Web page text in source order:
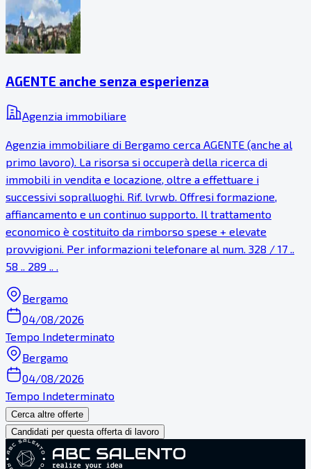
AGENTE anche senza esperienza
Agenzia immobiliare
Agenzia immobiliare di Bergamo cerca AGENTE (anche al
primo lavoro). La risorsa si occuperà della ricerca di
immobili in vendita e locazione, oltre a effettuare i
successivi sopralluoghi. Rif. lvrwb. Offresi formazione,
affiancamento e un continuo supporto. Il trattamento
economico è costituito da rimborso spese + elevate
provvigioni. Per informazioni telefonare al num. 328 / 17 ..
58 .. 289 .. .
Bergamo
04/08/2026
Tempo Indeterminato
Bergamo
04/08/2026
Tempo Indeterminato
Cerca altre offerte
Candidati per questa offerta di lavoro